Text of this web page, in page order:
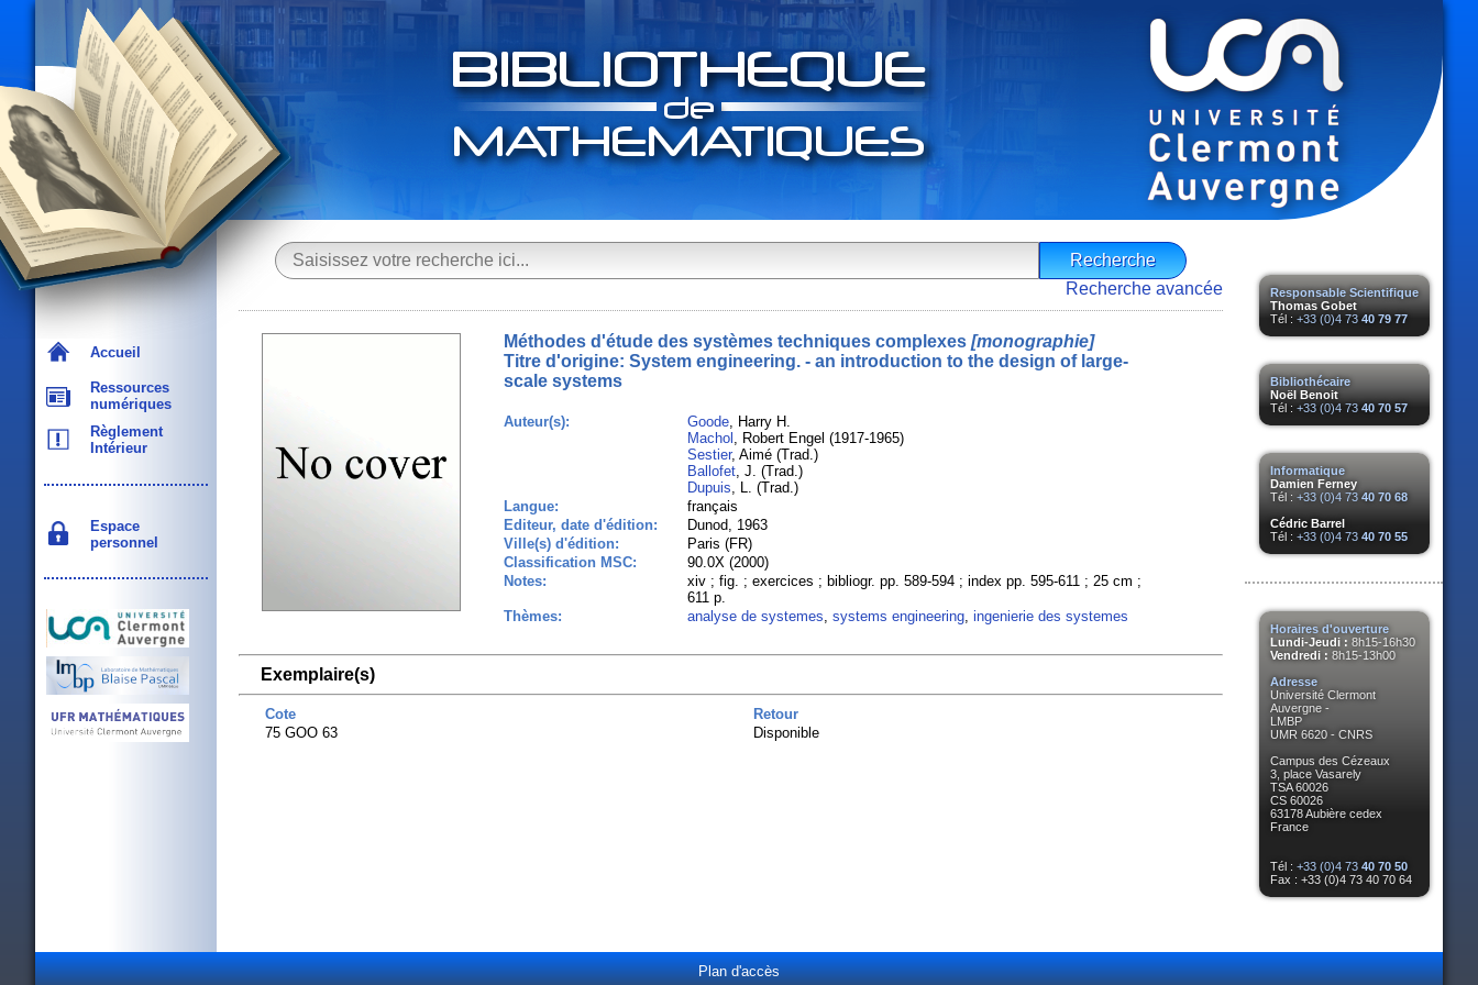
Accueil
Ressources
numériques
Règlement
Intérieur
Espace
personnel
Responsable Scientifique
Thomas Gobet
Tél : +33 (0)4 73 40 79 77
Bibliothécaire
Noël Benoit
Tél : +33 (0)4 73 40 70 57
Informatique
Damien Ferney
Tél : +33 (0)4 73 40 70 68
Cédric Barrel
Tél : +33 (0)4 73 40 70 55
Horaires d'ouverture
Lundi-Jeudi : 8h15-16h30
Vendredi : 8h15-13h00
Adresse
Université Clermont
Auvergne -
LMBP
UMR 6620 - CNRS
Campus des Cézeaux
3, place Vasarely
TSA 60026
CS 60026
63178 Aubière cedex
France
Tél : +33 (0)4 73 40 70 50
Fax : +33 (0)4 73 40 70 64
Recherche avancée
Méthodes d'étude des systèmes techniques complexes[monographie]
Titre d'origine: System engineering. - an introduction to the design of large-
scale systems
Auteur(s): Goode, Harry H.
Machol , Robert Engel (1917-1965)
Sestier, Aimé (Trad.)
Ballofet, J. (Trad.)
Dupuis, L. (Trad.)
Langue:
français
Editeur, date d'édition:
Dunod, 1963
Ville(s) d'édition:
Paris (FR)
Classification MSC:
90.0X (2000)
Notes:
xiv ; fig. ; exercices ; bibliogr. pp. 589-594 ; index pp. 595-611 ; 25 cm ;
611 p.
Thèmes:
analyse de systemes, systems engineering, ingenierie des systemes
Exemplaire(s)
Cote
Retour
75 GOO 63
Disponible
Plan d'accès